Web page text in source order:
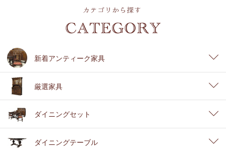
新着アンティーク家具
厳選家具
ダイニングセット
ダイニングテーブル